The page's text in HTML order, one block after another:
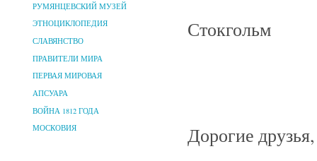
РУМЯНЦЕВСКИЙ МУЗЕЙ
ЭТНОЦИКЛОПЕДИЯ
СЛАВЯНСТВО
ПРАВИТЕЛИ МИРА
ПЕРВАЯ МИРОВАЯ
АПСУАРА
ВОЙНА 1812 ГОДА
МОСКОВИЯ
Стокгольм
Дорогие друзья,